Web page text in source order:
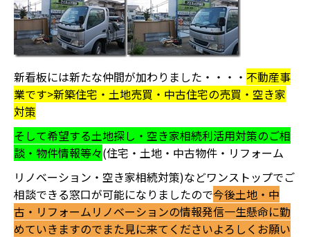
新看板には新たな仲間が加わりました・・・・ 不動産事
業です>新築住宅・土地売買・中古住宅の売買・空き家
対策
そして希望する土地探し・空き家相続利活用対策のご相
談・物件情報等々(住宅・土地・中古物件・リフォーム
リノベーション・空き家相続対策)などワンストップでご
相談できる窓口が可能になりましたので今後土地・中
古 ・リフォームリノベーションの情報発信一生懸命に勤
めていきますのでまた見に来てくださいよろしくお願い